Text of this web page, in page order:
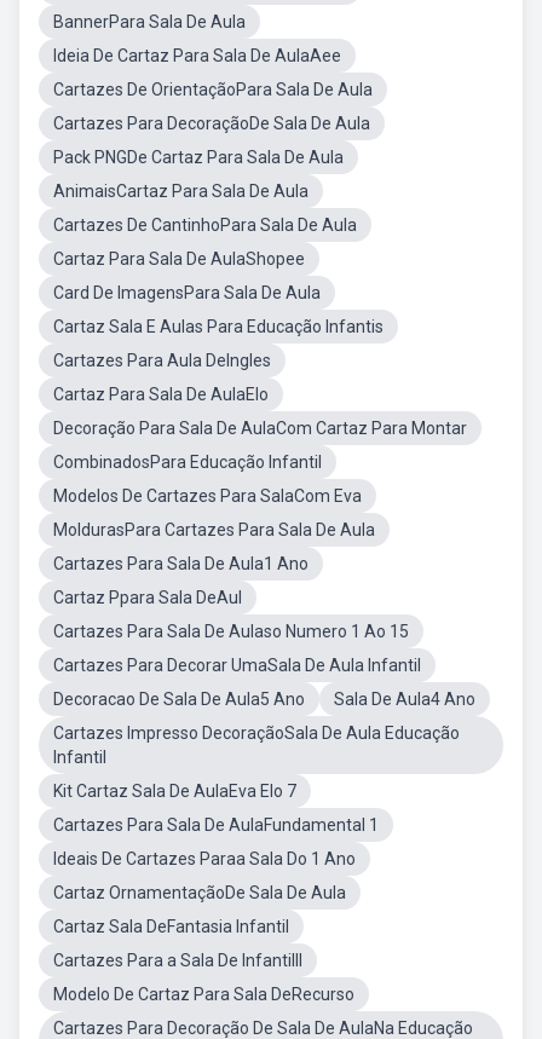
BannerPara Sala De Aula
Ideia De Cartaz Para Sala De AulaAee
Cartazes De OrientaçãoPara Sala De Aula
Cartazes Para DecoraçãoDe Sala De Aula
Pack PNGDe Cartaz Para Sala De Aula
AnimaisCartaz Para Sala De Aula
Cartazes De CantinhoPara Sala De Aula
Cartaz Para Sala De AulaShopee
Card De ImagensPara Sala De Aula
Cartaz Sala E Aulas Para Educação Infantis
Cartazes Para Aula DeIngles
Cartaz Para Sala De AulaElo
Decoração Para Sala De AulaCom Cartaz Para Montar
CombinadosPara Educação Infantil
Modelos De Cartazes Para SalaCom Eva
MoldurasPara Cartazes Para Sala De Aula
Cartazes Para Sala De Aula1 Ano
Cartaz Ppara Sala DeAul
Cartazes Para Sala De Aulaso Numero 1 Ao 15
Cartazes Para Decorar UmaSala De Aula Infantil
Decoracao De Sala De Aula5 Ano
Sala De Aula4 Ano
Cartazes Impresso DecoraçãoSala De Aula Educação
Infantil
Kit Cartaz Sala De AulaEva Elo 7
Cartazes Para Sala De AulaFundamental 1
Ideais De Cartazes Paraa Sala Do 1 Ano
Cartaz OrnamentaçãoDe Sala De Aula
Cartaz Sala DeFantasia Infantil
Cartazes Para a Sala De InfantilII
Modelo De Cartaz Para Sala DeRecurso
Cartazes Para Decoração De Sala De AulaNa Educação